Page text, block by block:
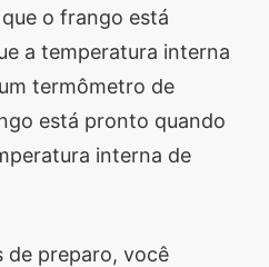
o frango está
a temperatura interna
termômetro de
está pronto quando
interna de
de preparo, você